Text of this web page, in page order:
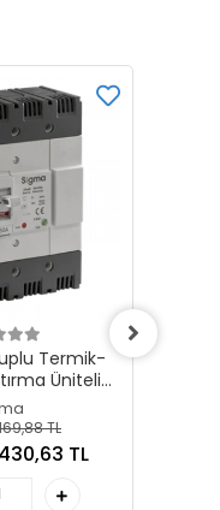
Termik-
Üniteli
Kesici
TL
TL